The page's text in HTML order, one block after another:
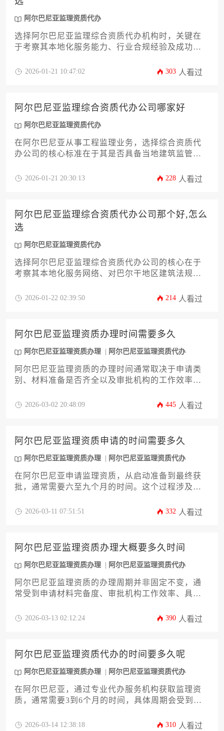
阿尔巴尼亚监理资质代办
选择阿尔巴尼亚监理综合资质代办机构时，关键在
于考察其本地化服务能力、行业合规经验及成功案
本土化团队且能提供全程法律支持的代办机构，并
2026-01-21 10:47:02 303 人看过
阿尔巴尼亚监理综合资质代办公司哪家好
阿尔巴尼亚监理资质代办
在阿尔巴尼亚从事工程监理业务，选择综合资质代
办公司的核心标准在于其是否具备当地建筑监管机
功的项目案例库。优质代办机构应提供从材料准
2026-01-21 20:30:13 228 人看过
阿尔巴尼亚监理综合资质代办公司那个好,怎么
选
阿尔巴尼亚监理资质代办
选择阿尔巴尼亚监理综合资质代办公司的核心在于
考察其本地化服务网络、对巴尔干地区建筑法规的
具备欧盟认证背景的机构，重点验证其跨境资质转
2026-01-22 02:39:50 214 人看过
阿尔巴尼亚监理资质办理时间需要多久
阿尔巴尼亚监理资质办理 阿尔巴尼亚监理资质代办
阿尔巴尼亚监理资质的办理时间通常取决于申请类
别、材料准备是否齐全以及审批机构的工作效率，
长会因项目复杂性和合规情况而有显著差异。
2026-03-02 20:48:09 445 人看过
阿尔巴尼亚监理资质申请的时间需要多久
阿尔巴尼亚监理资质办理 阿尔巴尼亚监理资质代办
在阿尔巴尼亚申请监理资质，从启动准备到最终获
批，通常需要六至九个月的时间。这个过程涉及文
受到申请材料完备度、审批机构效率以及项目具体
2026-03-11 07:51:51 332 人看过
阿尔巴尼亚监理资质办理大概要多久时间
阿尔巴尼亚监理资质办理 阿尔巴尼亚监理资质代办
阿尔巴尼亚监理资质的办理周期并非固定不变，通
常受到申请材料完备度、审批机构工作效率、具体
影响。从启动准备到最终获批，整个过程通常需要
程与时间节点是成功办理的关键前提。
2026-03-13 02:12:24 390 人看过
阿尔巴尼亚监理资质代办的时间要多久呢
阿尔巴尼亚监理资质办理 阿尔巴尼亚监理资质代办
在阿尔巴尼亚，通过专业代办服务机构获取监理资
质，通常需要3到6个月的时间，具体周期会受到申
多重因素的综合影响。
2026-03-14 12:38:18 310 人看过